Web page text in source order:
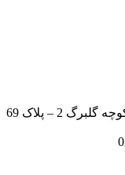
آدرس: کرج – میدان والفجر – خیابان یکتا – کوچه گلبرگ 2 – پلاک 69